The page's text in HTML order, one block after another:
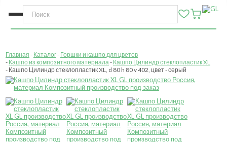
Главная Каталог Горшки и кашпо для цветов
Кашпо из композитного материала Кашпо Цилиндр стеклопластик XL
Кашпо Цилиндр стеклопластик XL, d 80 h 80 v 402, цвет - серый